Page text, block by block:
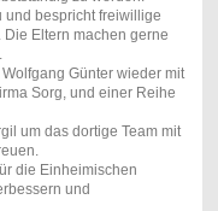
bespricht freiwillige
Eltern machen gerne
Günter wieder mit
Sorg, und einer Reihe
das dortige Team mit
Einheimischen
und